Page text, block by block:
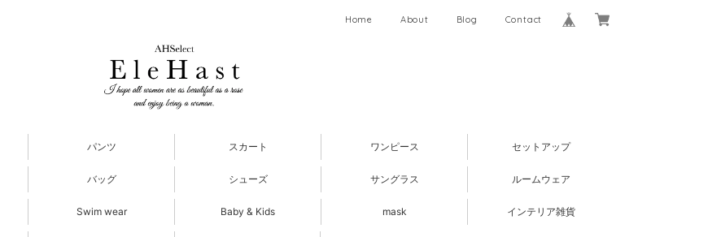
Home About Blog Contact
パンツ スカート ワンピース セットアップ
バッグ シューズ サングラス ルームウェア
Swim wear Baby & Kids mask インテリア雑貨